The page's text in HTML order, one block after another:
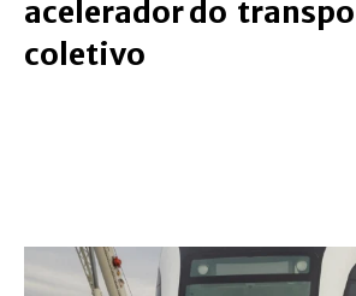
acelerador do
coletivo